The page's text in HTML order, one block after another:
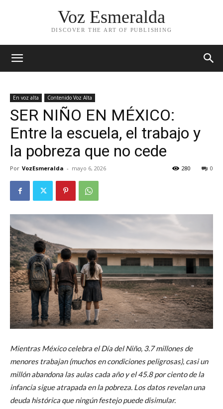
Voz Esmeralda
DISCOVER THE ART OF PUBLISHING
En voz alta Contenido Voz Alta
SER NIÑO EN MÉXICO:
Entre la escuela, el trabajo y
la pobreza que no cede
Por VozEsmeralda - mayo 6, 2026 0
280
Mientras México celebra el Día del Niño, 3.7 millones de
menores trabajan (muchos en condiciones peligrosas), casi un
millón abandona las aulas cada año y el 45.8 por ciento de la
infancia sigue atrapada en la pobreza. Los datos revelan una
deuda histórica que ningún festejo puede disimular.